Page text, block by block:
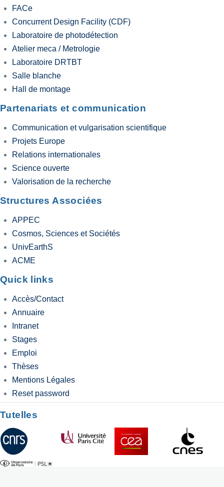
FACe
Concurrent Design Facility (CDF)
Laboratoire de photodétection
Atelier meca / Metrologie
Laboratoire DRTBT
Salle blanche
Hall de montage
Partenariats et communication
Communication et vulgarisation scientifique
Projets Europe
Relations internationales
Science ouverte
Valorisation de la recherche
Structures Associées
APPEC
Cosmos, Sciences et Sociétés
UnivEarthS
ACME
Quick links
Accès/Contact
Annuaire
Intranet
Stages
Emploi
Thèses
Mentions Légales
Reset password
Tutelles